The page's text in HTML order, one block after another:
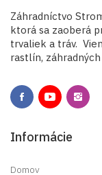
Záhradníctvo
ktorá sa zaoberá
trvaliek a tráv.
rastlín,
Informácie
Domov